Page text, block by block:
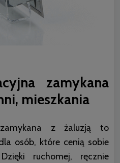
zamykana
mieszkania
z żaluzją to
osób, które cenią sobie
ruchomej, ręcznie